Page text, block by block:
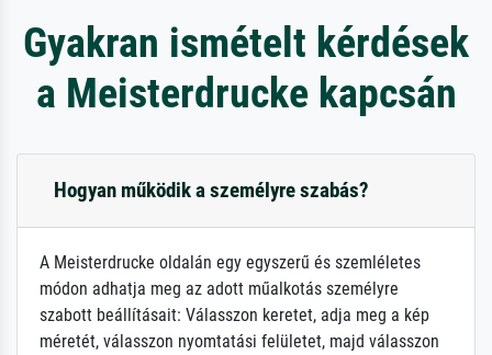
Gyakran ismételt kérdések
a Meisterdrucke kapcsán
Hogyan működik a személyre szabás?
A Meisterdrucke oldalán egy egyszerű és szemléletes
módon adhatja meg az adott műalkotás személyre
szabott beállításait: Válasszon keretet, adja meg a kép
méretét, válasszon nyomtatási felületet, majd válasszon